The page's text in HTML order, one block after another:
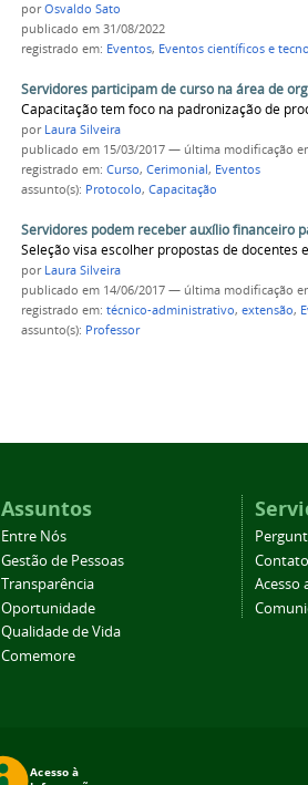
porOsvaldo Sato
publicado em 31/08/2022
registrado em: Eventos, Eventos científicos e
Servidores participam de curso na área de
Capacitação tem foco na padronização de
por Laura Silveira
publicado em 15/03/2017 — última modificação
registrado em: Curso, Cerimonial, Eventos
assunto(s): Protocolo, Capacitação
Servidores podem receber auxílio financeiro
Seleção visa escolher propostas de docentes
por Laura Silveira
publicado em 14/06/2017 — última modificação
registrado em: técnico-administrativo, extensão,
assunto(s): Professor
Assuntos
Entre Nós
Gestão de Pessoas
Transparência
Oportunidade
Qualidade de Vida
Comemore
Contato
Acesso